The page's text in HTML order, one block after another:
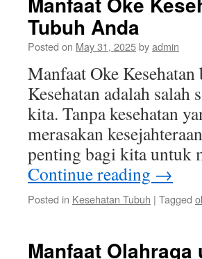
Tubuh Anda
Posted on May 31, 2025byadmin
Manfaat Oke
Kesehatan adalah
kita. Tanpa kesehatan
merasakan
penting bagi kita untuk
Continue reading →
Posted in Kesehatan Tubuh | Tagged
Manfaat